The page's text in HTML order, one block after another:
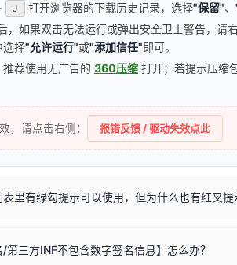
J 打开浏览器的下载历史记录，选择"保留"、
，如果双击无法运行或弹出安全卫士警告，请
选择"允许运行"或"添加信任"即可。
荐使用无广告的 360压缩 打开；若提示压缩
，请点击右侧： 报错反馈 / 驱动失效点此
里有绿勾提示可以使用，但为什么也有红叉提
，自动安装程序在运行时会检测您的系统位数
三方INF不包含数字签名信息】怎么办？